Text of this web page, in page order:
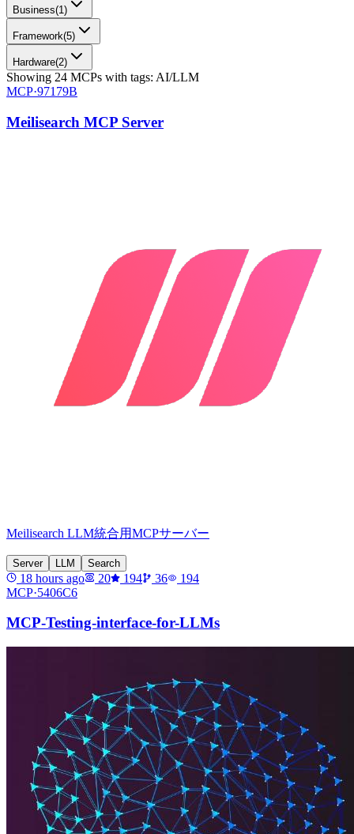
Business(1)
Framework(5)
Hardware(2)
Showing 24 MCPs with tags: AI/LLM
MCP·97179B
Meilisearch MCP Server
Meilisearch LLM統合用MCPサーバー
Server LLM Search
18 hours ago 20 194 36
194
MCP·5406C6
MCP-Testing-interface-for-LLMs